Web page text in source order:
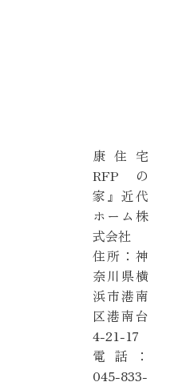
オンライン相談
康住宅
RFPの
家』近代
ホーム株
式会社
住所：神
奈川県横
浜市港南
区港南台
4-21-17
電話：
045-833-